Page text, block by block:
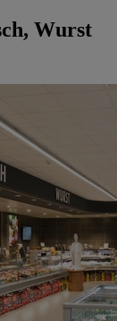
Wurst